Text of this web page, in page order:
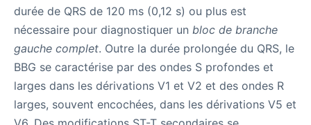
durée de QRS de 120 ms (0,12 s) ou plus est
nécessaire pour diagnostiquer un bloc de branche
gauche complet. Outre la durée prolongée du QRS, le
BBG se caractérise par des ondes S profondes et
larges dans les dérivations V1 et V2 et des ondes R
larges, souvent encochées, dans les dérivations V5 et